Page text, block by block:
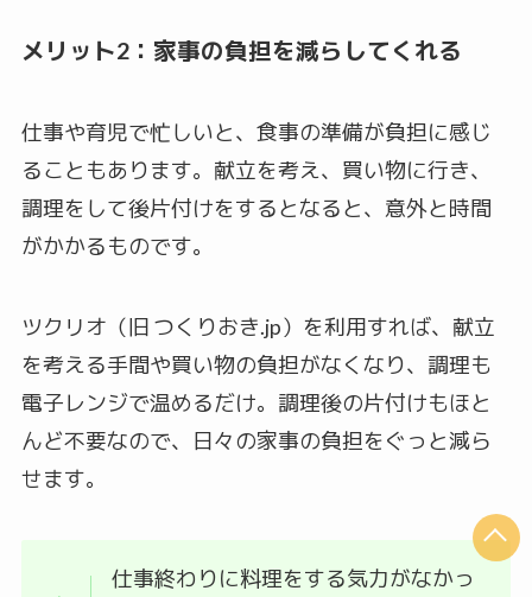
メリット2：家事の負担を減らしてくれる
仕事や育児で忙しいと、食事の準備が負担に感じ
ることもあります。献立を考え、買い物に行き、
調理をして後片付けをするとなると、意外と時間
がかかるものです。
ツクリオ（旧 つくりおき.jp）を利用すれば、献立
を考える手間や買い物の負担がなくなり、調理も
電子レンジで温めるだけ。調理後の片付けもほと
んど不要なので、日々の家事の負担をぐっと減ら
せます。
仕事終わりに料理をする気力がなかっ